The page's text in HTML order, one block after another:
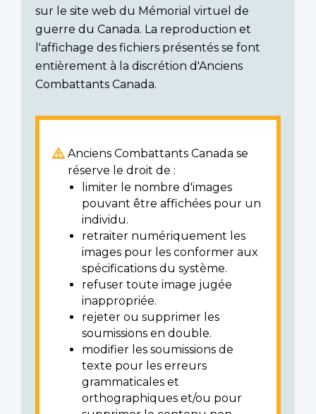
sur le site web du Mémorial virtuel de
guerre du Canada. La reproduction et
l'affichage des fichiers présentés se font
entièrement à la discrétion d'Anciens
Combattants Canada.
Anciens Combattants Canada se
réserve le droit de :
limiter le nombre d'images
pouvant être affichées pour un
individu.
retraiter numériquement les
images pour les conformer aux
spécifications du système.
refuser toute image jugée
inappropriée.
rejeter ou supprimer les
soumissions en double.
modifier les soumissions de
texte pour les erreurs
grammaticales et
orthographiques et/ou pour